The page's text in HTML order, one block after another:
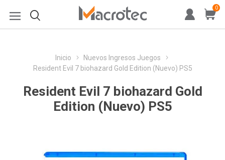
0
Inicio
Nuevos Ingresos Juegos
Resident Evil 7 biohazard Gold Edition (Nuevo) PS5
Resident Evil 7 biohazard Gold
Edition (Nuevo) PS5